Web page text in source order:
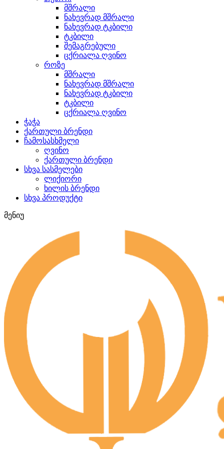
მშრალი
ნახევრად მშრალი
ნახევრად ტკბილი
ტკბილი
შემაგრებული
ცქრიალა ღვინო
როზე
მშრალი
ნახევრად მშრალი
ნახევრად ტკბილი
ტკბილი
ცქრიალა ღვინო
ჭაჭა
ქართული ბრენდი
ჩამოსასხმელი
ღვინო
ქართული ბრენდი
სხვა სასმელები
ლიქიორი
ხილის ბრენდი
სხვა პროდუქტი
მენიუ